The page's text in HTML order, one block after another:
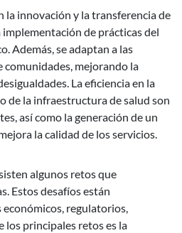
la innovación y la transferencia de
de prácticas del
Además, se adaptan a las
comunidades, mejorando la
La eficiencia en la
de la infraestructura de salud son
así como la generación de un
la calidad de los servicios.
algunos retos que
Estos desafíos están
regulatorios,
los principales retos es la